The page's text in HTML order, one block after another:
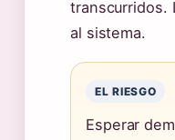
transcurridos.
al sistema.
EL RIESGO
Esperar